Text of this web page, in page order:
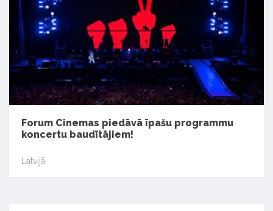
Forum Cinemas piedāvā īpašu programmu
koncertu baudītājiem!
Latvijā